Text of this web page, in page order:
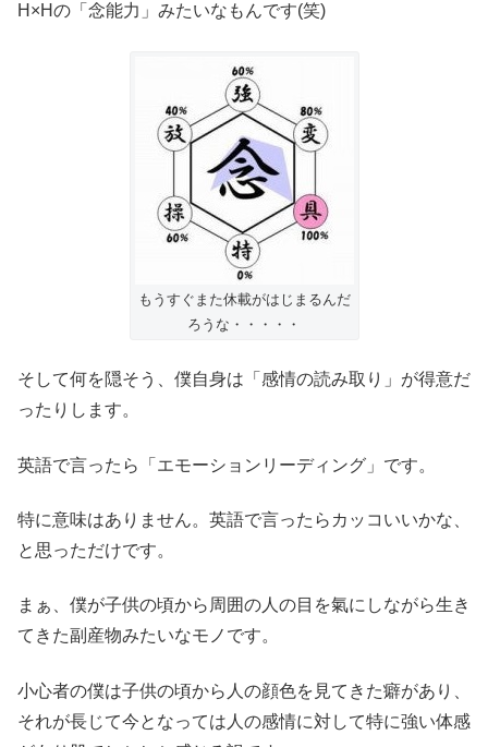
H×Hの「念能力」みたいなもんです(笑)
もうすぐまた休載がはじまるんだ
ろうな・・・・・
そして何を隠そう、僕自身は「感情の読み取り」が得意だ
ったりします。
英語で言ったら「エモーションリーディング」です。
特に意味はありません。英語で言ったらカッコいいかな、
と思っただけです。
まぁ、僕が子供の頃から周囲の人の目を氣にしながら生き
てきた副産物みたいなモノです。
小心者の僕は子供の頃から人の顔色を見てきた癖があり、
それが長じて今となっては人の感情に対して特に強い体感